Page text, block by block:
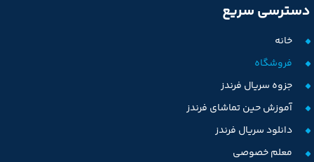
خانه
فروشگاه
جزوه سریال فرندز
آموزش حین تماشای فرندز
دانلود سریال فرندز
معلم خصوصی
دسترسی سریع